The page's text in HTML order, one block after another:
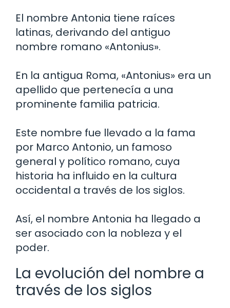
El nombre Antonia tiene raíces
latinas, derivando del antiguo
nombre romano «Antonius».
En la antigua Roma, «Antonius» era un
apellido que pertenecía a una
prominente familia patricia.
Este nombre fue llevado a la fama
por Marco Antonio, un famoso
general y político romano, cuya
historia ha influido en la cultura
occidental a través de los siglos.
Así, el nombre Antonia ha llegado a
ser asociado con la nobleza y el
poder.
La evolución del nombre a
través de los siglos